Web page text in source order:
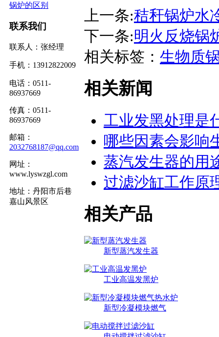
锅炉的区别
联系我们
联系人：张经理
手机：13912822009
电话：0511-
86937669
传真：0511-
86937669
邮箱：
2032768187@qq.com
网址：
www.lyswzgl.com
地址：丹阳市后巷
嘉山风景区
上一条:秸秆锅炉水
下一条:明火反烧锅
相关标签： 生物质
相关新闻
工业发黑处理是
哪些因素会影响
蒸汽发生器的用
过滤沙缸工作原
相关产品
新型蒸汽发生器
工业高温发黑炉
新型冷凝模块燃气